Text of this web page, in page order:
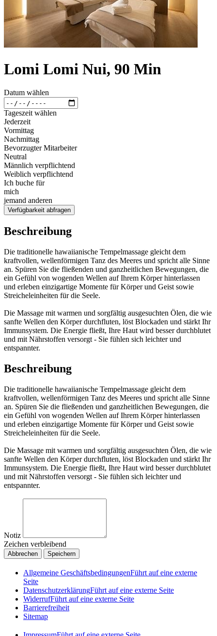
Lomi Lomi Nui, 90 Min
Datum wählen
Tageszeit wählen
Jederzeit
Vormittag
Nachmittag
Bevorzugter Mitarbeiter
Neutral
Männlich verpflichtend
Weiblich verpflichtend
Ich buche für
mich
jemand anderen
Verfügbarkeit abfragen
Beschreibung
Die traditionelle hawaiianische Tempelmassage gleicht dem
kraftvollen, wellenförmigen Tanz des Meeres und spricht alle Sinne
an. Spüren Sie die fließenden und ganzheitlichen Bewegungen, die
ein Gefühl von wogenden Wellen auf Ihrem Körper hinterlassen
und erleben einzigartige Momente für Körper und Geist sowie
Streicheleinheiten für die Seele.
Die Massage mit warmen und sorgfältig ausgesuchten Ölen, die wie
sanfte Wellen den Körper durchfluten, löst Blockaden und stärkt Ihr
Immunsystem. Die Energie fließt, Ihre Haut wird besser durchblutet
und mit Nährstoffen versorgt - Sie fühlen sich leichter und
entspannter.
Beschreibung
Die traditionelle hawaiianische Tempelmassage gleicht dem
kraftvollen, wellenförmigen Tanz des Meeres und spricht alle Sinne
an. Spüren Sie die fließenden und ganzheitlichen Bewegungen, die
ein Gefühl von wogenden Wellen auf Ihrem Körper hinterlassen
und erleben einzigartige Momente für Körper und Geist sowie
Streicheleinheiten für die Seele.
Die Massage mit warmen und sorgfältig ausgesuchten Ölen, die wie
sanfte Wellen den Körper durchfluten, löst Blockaden und stärkt Ihr
Immunsystem. Die Energie fließt, Ihre Haut wird besser durchblutet
und mit Nährstoffen versorgt - Sie fühlen sich leichter und
entspannter.
Notiz
Zeichen verbleibend
Abbrechen Speichern
Allgemeine GeschäftsbedingungenFührt auf eine externe
Seite
DatenschutzerklärungFührt auf eine externe Seite
WiderrufFührt auf eine externe Seite
Barrierefreiheit
Sitemap